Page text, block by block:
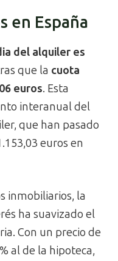
en España
del alquiler es
que la cuota
euros. Esta
interanual del
que han pasado
euros en
inmobiliarios, la
ha suavizado el
Con un precio de
al de la hipoteca,